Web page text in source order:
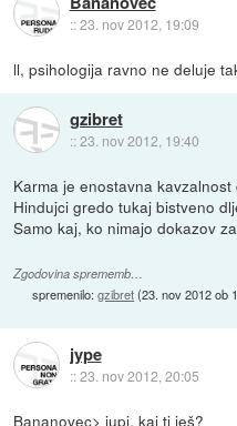
::23. nov 2012, 19:09
ll, psihologija ravno ne deluje
gzibret
::23. nov 2012, 19:40
Karma je enostavna
Hindujci gredo tukaj bistveno
Samo kaj, ko nimajo dokazov
Zgodovina sprememb…
spremenilo:gzibret(23. nov 2012 ob
jype
::23. nov 2012, 20:05
Bananovec> jupi, kaj ti ješ?